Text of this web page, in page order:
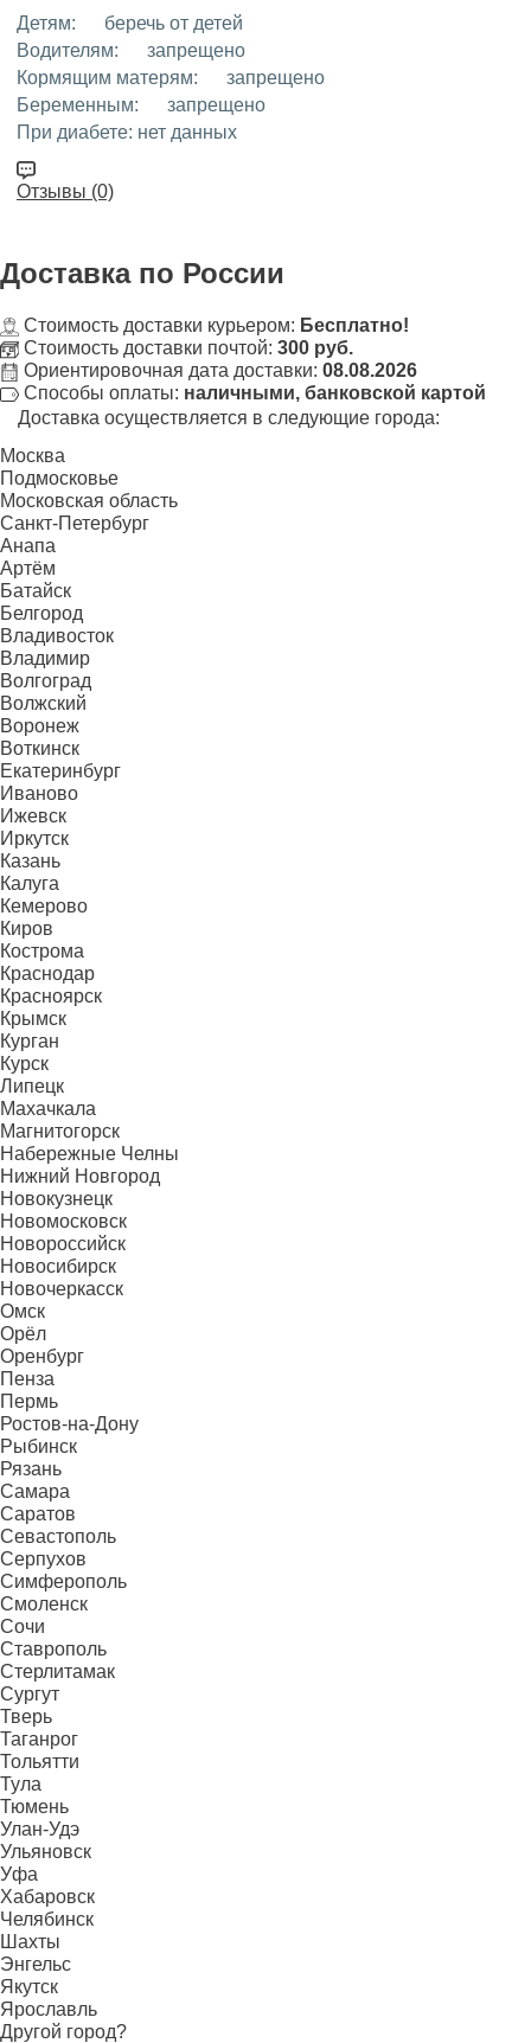
Детям:
беречь от детей
Водителям:
запрещено
Кормящим матерям:
запрещено
Беременным:
запрещено
При диабете: нет данных
Отзывы (0)
Доставка по России
Стоимость доставки курьером: Бесплатно!
Стоимость доставки почтой: 300 руб.
Ориентировочная дата доставки: 08.08.2026
Способы оплаты: наличными, банковской картой
Доставка осуществляется в следующие города:
Москва
Подмосковье
Московская область
Санкт-Петербург
Анапа
Артём
Батайск
Белгород
Владивосток
Владимир
Волгоград
Волжский
Воронеж
Воткинск
Екатеринбург
Иваново
Ижевск
Иркутск
Казань
Калуга
Кемерово
Киров
Кострома
Краснодар
Красноярск
Крымск
Курган
Курск
Липецк
Махачкала
Магнитогорск
Набережные Челны
Нижний Новгород
Новокузнецк
Новомосковск
Новороссийск
Новосибирск
Новочеркасск
Омск
Орёл
Оренбург
Пенза
Пермь
Ростов-на-Дону
Рыбинск
Рязань
Самара
Саратов
Севастополь
Серпухов
Симферополь
Смоленск
Сочи
Ставрополь
Стерлитамак
Сургут
Тверь
Таганрог
Тольятти
Тула
Тюмень
Улан-Удэ
Ульяновск
Уфа
Хабаровск
Челябинск
Шахты
Энгельс
Якутск
Ярославль
Другой город?